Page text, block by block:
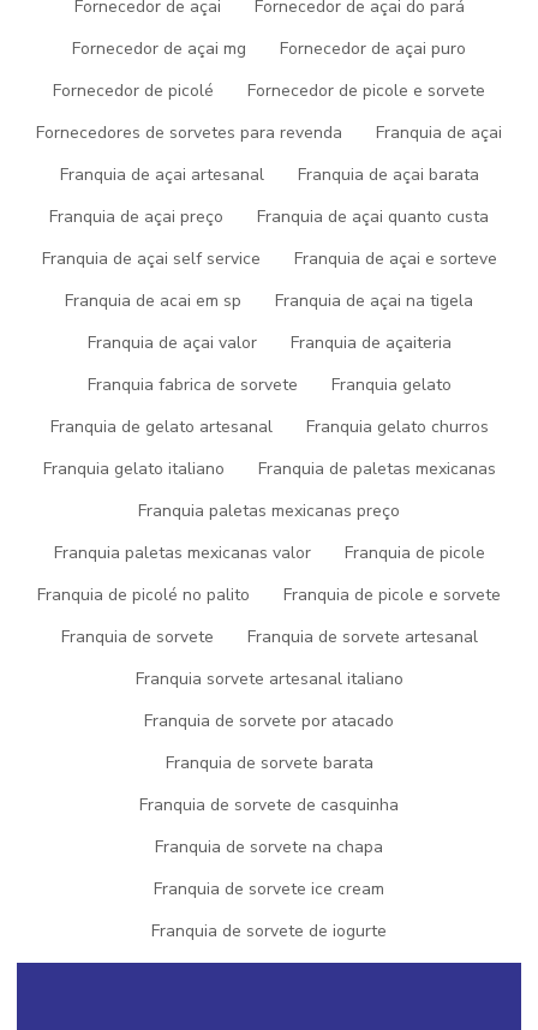
Fornecedor de açai
Fornecedor de açai do pará
Fornecedor de açai mg
Fornecedor de açai puro
Fornecedor de picolé
Fornecedor de picole e sorvete
Fornecedores de sorvetes para revenda
Franquia de açai
Franquia de açai artesanal
Franquia de açai barata
Franquia de açai preço
Franquia de açai quanto custa
Franquia de açai self service
Franquia de açai e sorteve
Franquia de acai em sp
Franquia de açai na tigela
Franquia de açai valor
Franquia de açaiteria
Franquia fabrica de sorvete
Franquia gelato
Franquia de gelato artesanal
Franquia gelato churros
Franquia gelato italiano
Franquia de paletas mexicanas
Franquia paletas mexicanas preço
Franquia paletas mexicanas valor
Franquia de picole
Franquia de picolé no palito
Franquia de picole e sorvete
Franquia de sorvete
Franquia de sorvete artesanal
Franquia sorvete artesanal italiano
Franquia de sorvete por atacado
Franquia de sorvete barata
Franquia de sorvete de casquinha
Franquia de sorvete na chapa
Franquia de sorvete ice cream
Franquia de sorvete de iogurte
O que é Yogurt Frozen?
Em essência, o Yogurt Frozen é uma variação refrescante e
é elaborado com ingredientes cuidadosamente selecionados,
garantindo uma experiência culinária única a cada colherada.
Razões para Escolher o Yogurt
Congelado
Ao optar pelo Yogurt Frozen, você não apenas trata seu paladar,
mas também investe na sua saúde. Com probióticos benéficos
destaca como uma opção indulgente e consciente.
Dicas de Consumo e Receitas
Criativas
variar seu consumo! Adicione frutas frescas para um toque
natural ou incorpore-o em receitas de smoothies e sobremesas.
de sabor única a cada experimento.
Onde Encontrar o Melhor
Yogurt Frozen
em supermercados especializados e lojas de produtos naturais
oferecem as melhores opções de Yogo frozen. Garanta a
autenticidade dos ingredientes. Escolha Picogel!